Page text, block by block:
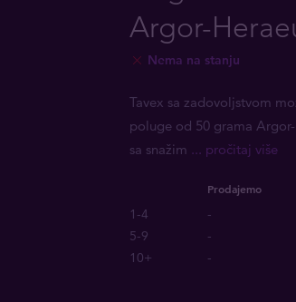
Argor-
Nema na stanju
Tavex sa zadovoljstvom
poluge od 50 grama
sa snažim ... pročitaj više
Prodajemo
1-4 -
5-9
-
10+
-